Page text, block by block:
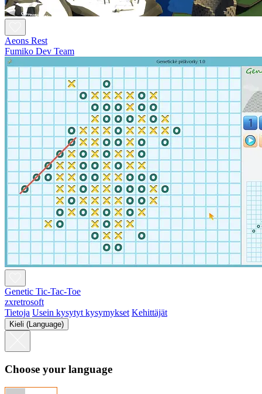
Aeons Rest
Fumiko Dev Team
Genetic Tic-Tac-Toe
zxretrosoft
Tietoja Usein kysytyt kysymykset Kehittäjät
Kieli (Language)
Choose your language